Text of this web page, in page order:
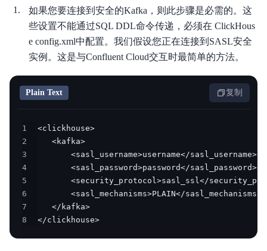
如果您要连接到安全的Kafka，则此步骤是必需的。这
些设置不能通过SQL DDL命令传递，必须在 ClickHous
e config.xml中配置。我们假设您正在连接到SASL安全
实例。这是与Confluent Cloud交互时最简单的方法。
Plain Text 复制
1
2
3
4
5
6
7
8
</clickhouse>